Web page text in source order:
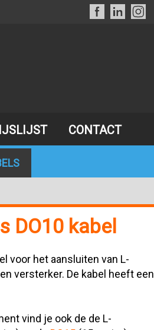
CONTACT
DO10 kabel
voor het aansluiten van L-
versterker. De kabel heeft een
vind je ook de de L-